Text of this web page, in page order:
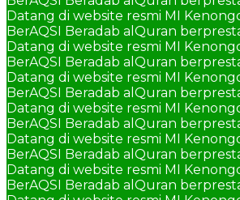
Datang di website resmi MI
BerAQSI Beradab alQuran
Datang di website resmi MI
BerAQSI Beradab alQuran
Datang di website resmi MI
BerAQSI Beradab alQuran
Datang di website resmi MI
BerAQSI Beradab alQuran
Datang di website resmi MI
BerAQSI Beradab alQuran
Datang di website resmi MI
BerAQSI Beradab alQuran